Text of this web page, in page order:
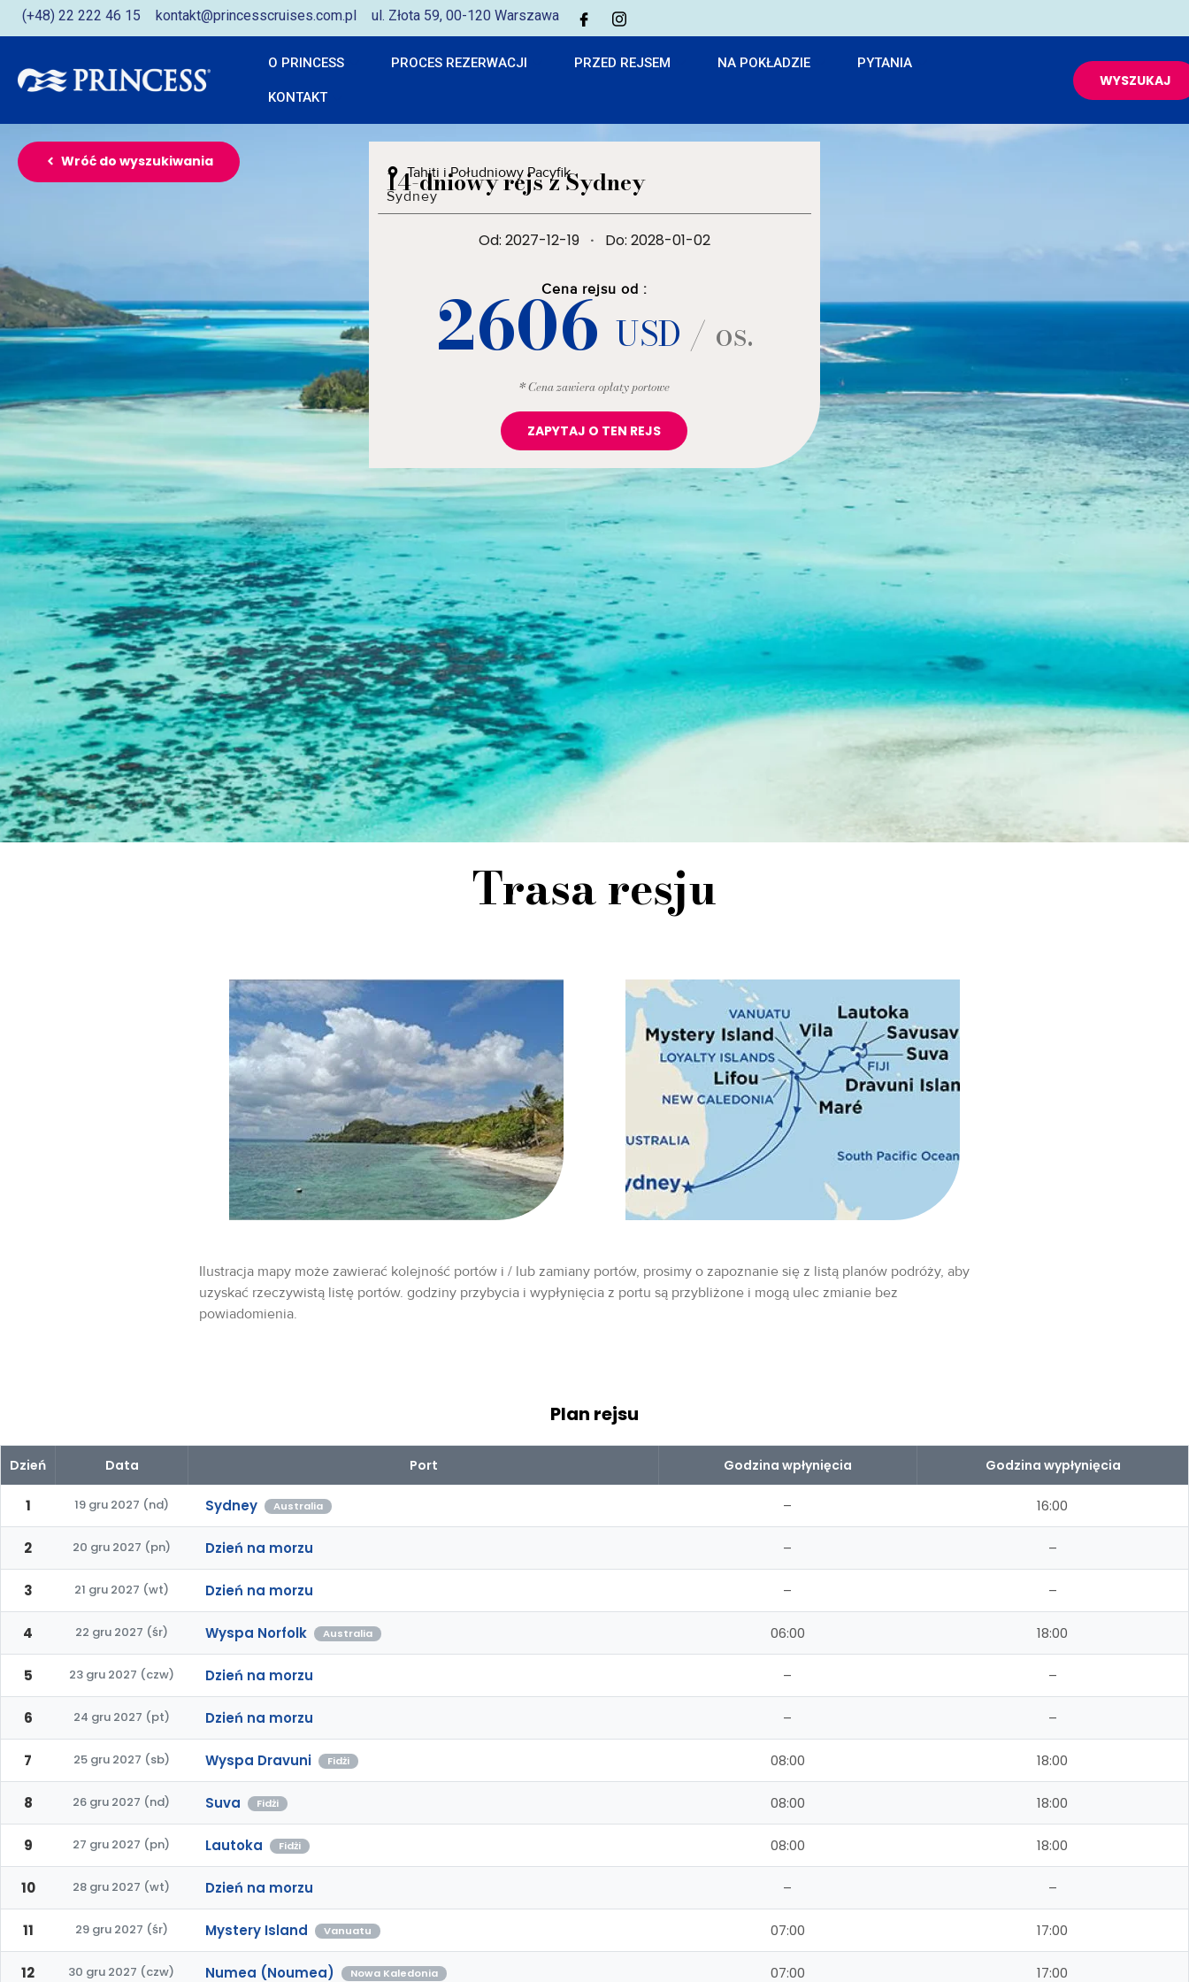
(+48) 22 222 46 15 kontakt@princesscruises.com.pl ul. Złota 59, 00-120 Warszawa
O PRINCESS PROCES REZERWACJI PRZED REJSEM NA POKŁADZIE PYTANIA
KONTAKT
WYSZUKAJ
Wróć do wyszukiwania
Tahiti i Południowy Pacyfik
14-dniowy rejs z Sydney
Sydney
Od: 2027-12-19 · Do: 2028-01-02
Cena rejsu od :
2606USD / os.
* Cena zawiera opłaty portowe
ZAPYTAJ O TEN REJS
Trasa resju
Ilustracja mapy może zawierać kolejność portów i / lub zamiany portów, prosimy o zapoznanie się z listą planów podróży, aby
uzyskać rzeczywistą listę portów. godziny przybycia i wypłynięcia z portu są przybliżone i mogą ulec zmianie bez
powiadomienia.
Plan rejsu
Dzień Data Port Godzina wpłynięcia Godzina wypłynięcia
1 19 gru 2027 (nd) Sydney Australia – 16:00
2 20 gru 2027 (pn) Dzień na morzu – –
3 21 gru 2027 (wt) Dzień na morzu – –
4 22 gru 2027 (śr) Wyspa Norfolk Australia 06:00 18:00
5 23 gru 2027 (czw) Dzień na morzu – –
6 24 gru 2027 (pt) Dzień na morzu – –
7 25 gru 2027 (sb) Wyspa Dravuni Fidżi 08:00 18:00
8 26 gru 2027 (nd) Suva Fidżi 08:00 18:00
9 27 gru 2027 (pn) Lautoka Fidżi 08:00 18:00
10 28 gru 2027 (wt) Dzień na morzu – –
11 29 gru 2027 (śr) Mystery Island Vanuatu 07:00 17:00
12 30 gru 2027 (czw) Numea (Noumea) Nowa Kaledonia 07:00 17:00